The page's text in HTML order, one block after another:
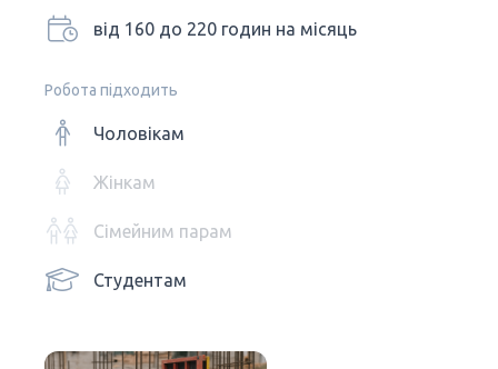
від 160 до 220 годин на місяць
Робота підходить
Чоловікам
Жінкам
Сімейним парам
Студентам